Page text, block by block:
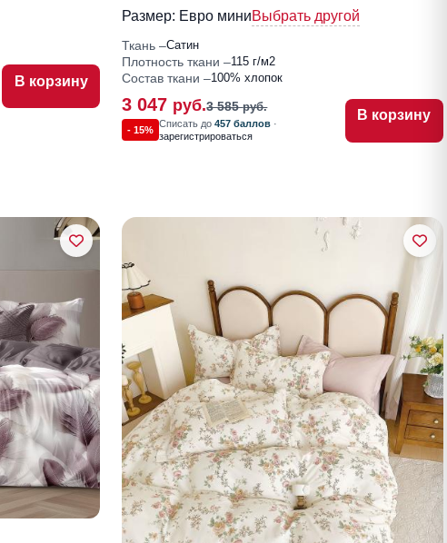
В корзину
Размер: Евро миниВыбрать другой
Ткань Сатин
Плотность ткани 115 г/м2
Состав ткани 100% хлопок
3 047 руб.3 585руб.
- 15%
Списать до457 баллов ·
зарегистрироваться
В корзину